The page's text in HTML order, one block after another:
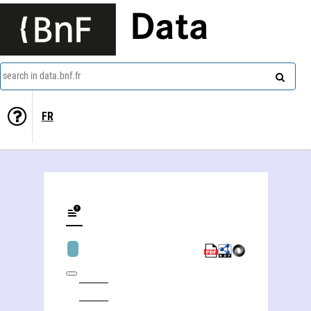
Data
search in data.bnf.fr
FR